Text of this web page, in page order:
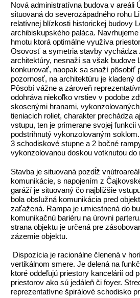
Nová administratívna budova v areáli
situovaná do severozápadného rohu
relatívnej blízkosti historickej budovy
archibiskupského paláca.
hmotu ktorá optimálne využíva
Osovosť a symetria stavby vychádza
architektúry, nesnaží sa však budove
konkurovať, naopak sa snaží pôsobiť
pozornosť, na architektúru je kladený
Pôsobí vážne a zároveň
odohráva niekoľko vrstiev v podobe
skosenými hranami,
tieniacich roliet, charakter prechádza
vstupu, ten je primerane svojej funkcii
podstrihnutý vykonzolovaným
3 schodiskové stupne a 2 bočné
vykonzolovanou doskou votknutou do
Stavba je situovaná pozdĺž
komunikácie, s napojením z
garáží je situovaný čo najbližšie
bola obslužná komunikácia pred
zaťažená. Rampa je umiestnená do
komunikačnú bariéru na úrovni
strana objektu je určená pre
zázemie objektu.
Dispozícia je racionálne členená v
vertikálnom smere. Je delená na
ktoré oddeľujú priestory kancelárií od
priestorov ako sú jedáleň či foyer.
reprezentatívne špirálové schodisko